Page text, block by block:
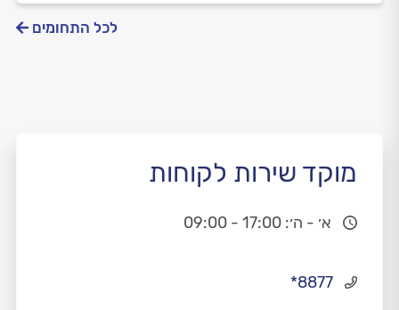
לכל התחומים
מוקד שירות לקוחות
א׳ - ה׳: 17:00 - 09:00
*8877